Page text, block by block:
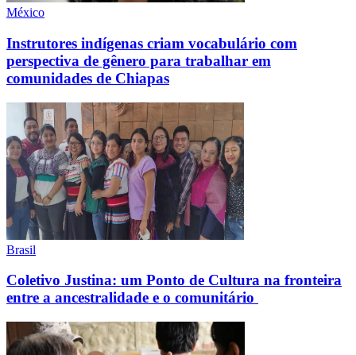
México
Instrutores indígenas criam vocabulário com
perspectiva de gênero para trabalhar em
comunidades de Chiapas
Brasil
Coletivo Justina: um Ponto de Cultura na fronteira
entre a ancestralidade e o comunitário